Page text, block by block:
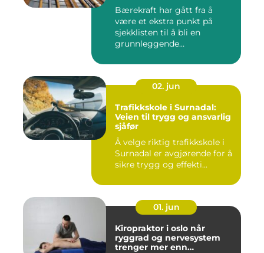
Bærekraft har gått fra å
være et ekstra punkt på
sjekklisten til å bli en
grunnleggende
02. jun
Trafikkskole i Surnadal:
Veien til trygg og ansvarlig
sjåfør
Å velge riktig trafikkskole i
Surnadal er avgjørende for å
sikre trygg og effekti...
01. jun
Kiropraktor i oslo når
ryggrad og nervesystem
trenger mer enn